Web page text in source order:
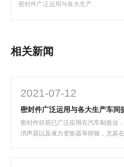
密封件广泛运用与各大生产车间提高生产效率生产质量
相关新闻
2021-07-12
密封件广泛运用与各大生产车间
密封件目前已广泛应用在汽车制造业
消声器以及液力变矩器等焊接，尤其